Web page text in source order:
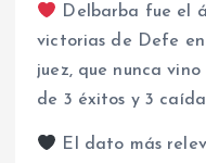
Delbarba fue el
victorias de Defe en
juez, que nunca
de 3 éxitos y 3
El dato más